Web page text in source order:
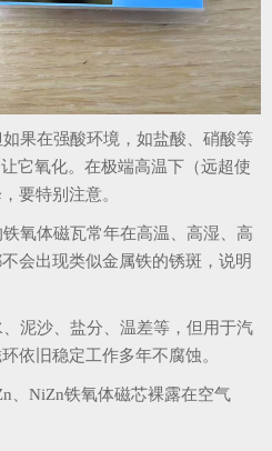
果在强酸环境，如盐酸、硝酸等
它氧化。在极端高温下（远超使
要特别注意。
氧体磁瓦常年在高温、高湿、高
会出现类似金属铁的锈斑，说明
泥沙、盐分、温差等，但用于汽
依旧稳定工作多年不腐蚀。
、NiZn铁氧体磁芯裸露在空气